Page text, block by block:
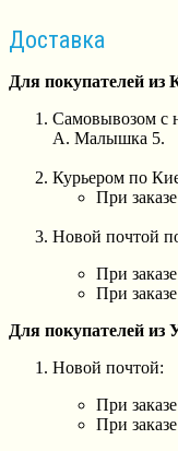
Доставка
Для покупателей из
Самовывозом с
А. Малышка 5.
Курьером по
При
Новой почтой
При
При
Для покупателей из
Новой почтой:
При
При